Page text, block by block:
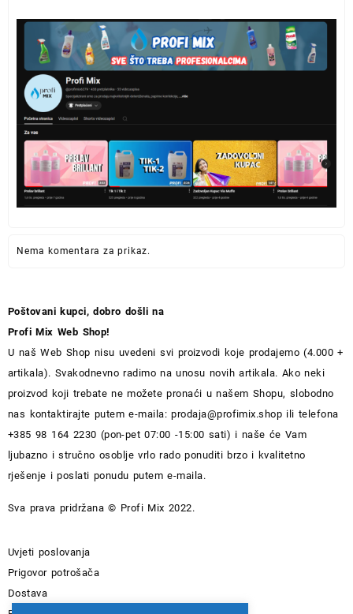
Nema komentara za prikaz.
Poštovani kupci, dobro došli na
Profi Mix Web Shop!
U naš Web Shop nisu uvedeni svi proizvodi koje prodajemo (4.000 +
artikala). Svakodnevno radimo na unosu novih artikala. Ako neki
proizvod koji trebate ne možete pronaći u našem Shopu, slobodno
nas kontaktirajte putem e-maila:prodaja@profimix.shop ili telefona
+385 98 164 2230 (pon-pet 07:00 -15:00 sati) i naše će Vam
ljubazno i stručno osoblje vrlo rado ponuditi brzo i kvalitetno
rješenje i poslati ponudu putem e-maila.
Sva prava pridržana © Profi Mix 2022.
Uvjeti poslovanja
Prigovor potrošača
Dostava